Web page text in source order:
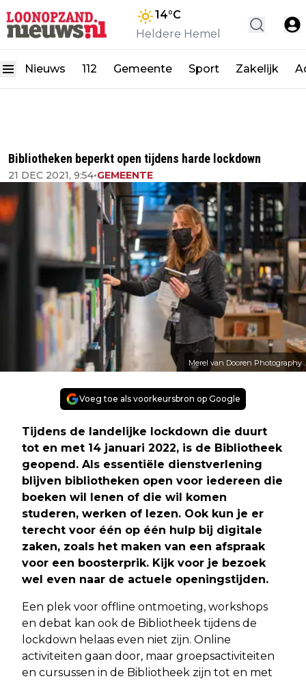
14°C
Heldere Hemel
Nieuws 112 Gemeente Sport Zakelijk
Bibliotheken beperkt open tijdens harde lockdown
21 DEC 2021, 9:54•GEMEENTE
Merel van Dooren Photography
Voeg toe als voorkeursbron op Google
Tijdens de landelijke lockdown die duurt
tot en met 14 januari 2022, is de Bibliotheek
geopend. Als essentiële dienstverlening
blijven bibliotheken open voor iedereen die
boeken wil lenen of die wil komen
studeren, werken of lezen. Ook kun je er
terecht voor één op één hulp bij digitale
zaken, zoals het maken van een afspraak
voor een boosterprik. Kijk voor je bezoek
wel even naar de actuele openingstijden.
Een plek voor offline ontmoeting, workshops
en debat kan ook de Bibliotheek tijdens de
lockdown helaas even niet zijn. Online
activiteiten gaan door, maar groepsactiviteiten
en cursussen in de Bibliotheek zijn tot en met